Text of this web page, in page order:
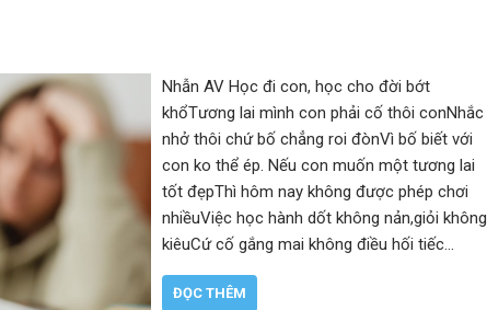
Nhẫn AV Học đi con, học cho đời bớt
khổTương lai mình con phải cố thôi conNhắc
nhở thôi chứ bố chẳng roi đònVì bố biết với
con ko thể ép. Nếu con muốn một tương lai
tốt đẹpThì hôm nay không được phép chơi
nhiềuViệc học hành dốt không nản,giỏi không
kiêuCứ cố gắng mai không điều hối tiếc…
ĐỌC THÊM